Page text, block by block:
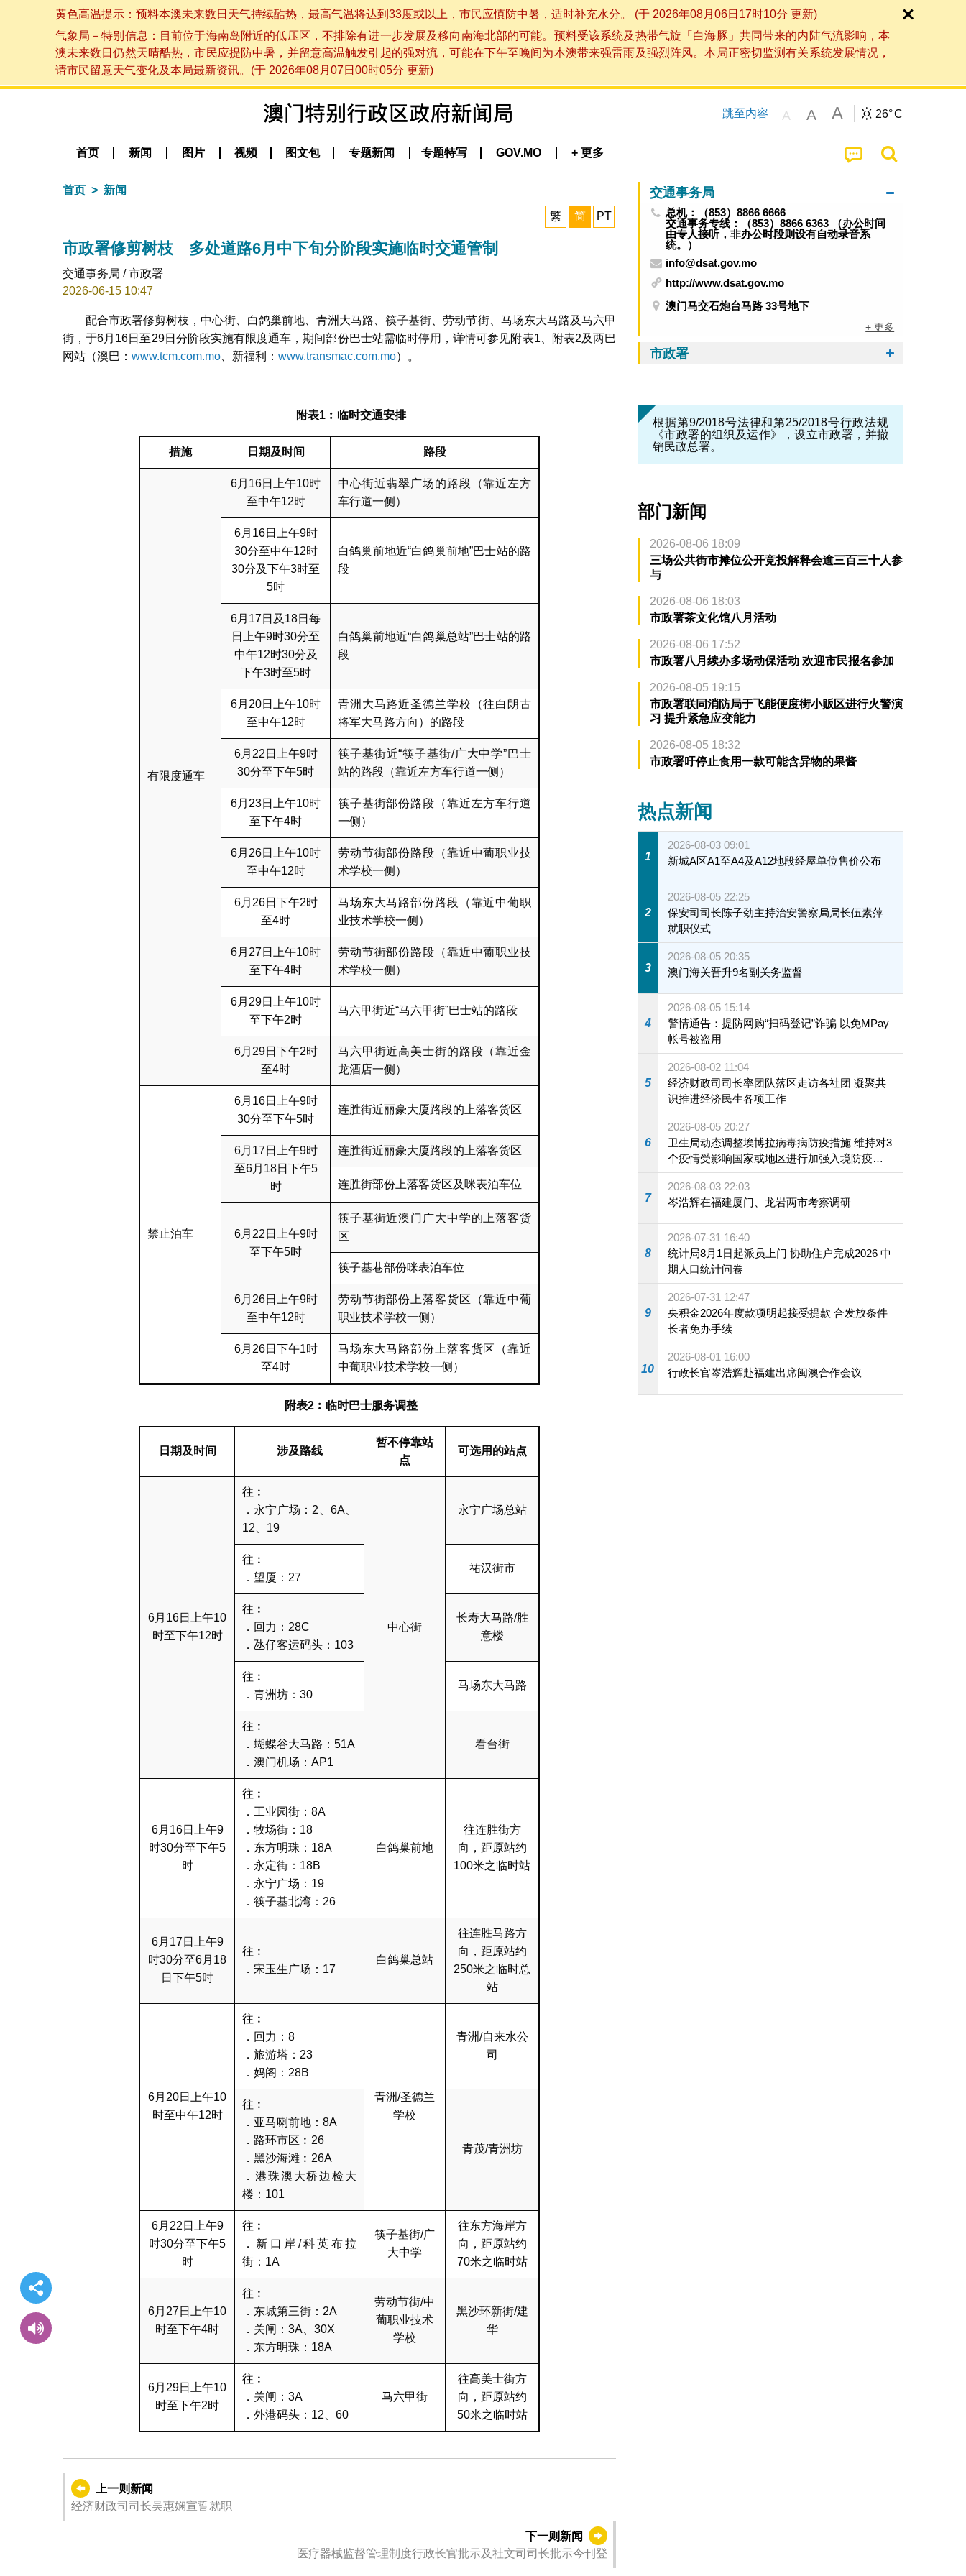
黄色高温提示：预料本澳未来数日天气持续酷热，最高气温将达到33度或以上，市民应慎防中暑，适时补充水分。 (于 2026年08月06日17时10分 更新)
气象局－特别信息：目前位于海南岛附近的低压区，不排除有进一步发展及移向南海北部的可能。预料受该系统及热带气旋「白海豚」共同带来的内陆气流影响，本
澳未来数日仍然天晴酷热，市民应提防中暑，并留意高温触发引起的强对流，可能在下午至晚间为本澳带来强雷雨及强烈阵风。本局正密切监测有关系统发展情况，
请市民留意天气变化及本局最新资讯。(于 2026年08月07日00时05分 更新)
跳至内容 A A A 26°C
首页 新闻 图片 视频 图文包 专题新闻 专题特写 GOV.MO + 更多
首页 新闻
繁 简 PT
市政署修剪树枝 多处道路6月中下旬分阶段实施临时交通管制
交通事务局 / 市政署
2026-06-15 10:47
配合市政署修剪树枝，中心街、白鸽巢前地、青洲大马路、筷子基街、劳动节街、马场东大马路及马六甲
街，于6月16日至29日分阶段实施有限度通车，期间部份巴士站需临时停用，详情可参见附表1、附表2及两巴
网站（澳巴： www.tcm.com.mo 、新福利： www.transmac.com.mo）。
附表1︰临时交通安排
措施 日期及时间 路段
有限度通车
6月16日上午10时
至中午12时
中心街近翡翠广场的路段（靠近左方
车行道一侧）
6月16日上午9时
30分至中午12时
30分及下午3时至
5时
白鸽巢前地近“白鸽巢前地”巴士站的路
段
6月17日及18日每
日上午9时30分至
中午12时30分及
下午3时至5时
白鸽巢前地近“白鸽巢总站”巴士站的路
段
6月20日上午10时
至中午12时
青洲大马路近圣德兰学校（往白朗古
将军大马路方向）的路段
6月22日上午9时
30分至下午5时
筷子基街近“筷子基街/广大中学”巴士
站的路段（靠近左方车行道一侧）
6月23日上午10时
至下午4时
筷子基街部份路段（靠近左方车行道
一侧）
6月26日上午10时
至中午12时
劳动节街部份路段（靠近中葡职业技
术学校一侧）
6月26日下午2时
至4时
马场东大马路部份路段（靠近中葡职
业技术学校一侧）
6月27日上午10时
至下午4时
劳动节街部份路段（靠近中葡职业技
术学校一侧）
6月29日上午10时
至下午2时
马六甲街近“马六甲街”巴士站的路段
6月29日下午2时
至4时
马六甲街近高美士街的路段（靠近金
龙酒店一侧）
禁止泊车
6月16日上午9时
30分至下午5时
连胜街近丽豪大厦路段的上落客货区
6月17日上午9时
至6月18日下午5
时
连胜街近丽豪大厦路段的上落客货区
连胜街部份上落客货区及咪表泊车位
6月22日上午9时
至下午5时
筷子基街近澳门广大中学的上落客货
区
筷子基巷部份咪表泊车位
6月26日上午9时
至中午12时
劳动节街部份上落客货区（靠近中葡
职业技术学校一侧）
6月26日下午1时
至4时
马场东大马路部份上落客货区（靠近
中葡职业技术学校一侧）
附表2︰临时巴士服务调整
日期及时间 涉及路线
暂不停靠站
点
可选用的站点
6月16日上午10
时至下午12时
往︰
．永宁广场：2、6A、
12、19
中心街
永宁广场总站
往︰
．望厦：27
祐汉街市
往︰
．回力：28C
．氹仔客运码头：103
长寿大马路/胜
意楼
往︰
．青洲坊：30
马场东大马路
往︰
．蝴蝶谷大马路：51A
．澳门机场：AP1
看台街
6月16日上午9
时30分至下午5
时
往︰
．工业园街：8A
．牧场街：18
．东方明珠：18A
．永定街：18B
．永宁广场：19
．筷子基北湾：26
白鸽巢前地
往连胜街方
向，距原站约
100米之临时站
6月17日上午9
时30分至6月18
日下午5时
往︰
．宋玉生广场：17
白鸽巢总站
往连胜马路方
向，距原站约
250米之临时总
站
6月20日上午10
时至中午12时
往︰
．回力：8
．旅游塔：23
．妈阁：28B
青洲/圣德兰
学校
青洲/自来水公
司
往︰
．亚马喇前地：8A
．路环市区︰26
．黑沙海滩︰26A
．港珠澳大桥边检大
楼：101
青茂/青洲坊
6月22日上午9
时30分至下午5
时
往︰
．新口岸/科英布拉
街：1A
筷子基街/广
大中学
往东方海岸方
向，距原站约
70米之临时站
6月27日上午10
时至下午4时
往︰
．东城第三街：2A
．关闸：3A、30X
．东方明珠：18A
劳动节街/中
葡职业技术
学校
黑沙环新街/建
华
6月29日上午10
时至下午2时
往︰
．关闸：3A
．外港码头：12、60
马六甲街
往高美士街方
向，距原站约
50米之临时站
上一则新闻
经济财政司司长吴惠娴宣誓就职
下一则新闻
医疗器械监督管理制度行政长官批示及社文司司长批示今刊登
交通事务局
总机：（853）8866 6666
交通事务专线：（853）8866 6363 （办公时间
由专人接听，非办公时段则设有自动录音系
统。）
info@dsat.gov.mo
http://www.dsat.gov.mo
澳门马交石炮台马路 33号地下
+ 更多
市政署
根据第9/2018号法律和第25/2018号行政法规
《市政署的组织及运作》，设立市政署，并撤
销民政总署。
部门新闻
2026-08-06 18:09
三场公共街市摊位公开竞投解释会逾三百三十人参
与
2026-08-06 18:03
市政署茶文化馆八月活动
2026-08-06 17:52
市政署八月续办多场动保活动 欢迎市民报名参加
2026-08-05 19:15
市政署联同消防局于飞能便度街小贩区进行火警演
习 提升紧急应变能力
2026-08-05 18:32
市政署吁停止食用一款可能含异物的果酱
热点新闻
1
2026-08-03 09:01
新城A区A1至A4及A12地段经屋单位售价公布
2
2026-08-05 22:25
保安司司长陈子劲主持治安警察局局长伍素萍
就职仪式
3
2026-08-05 20:35
澳门海关晋升9名副关务监督
4
2026-08-05 15:14
警情通告：提防网购“扫码登记”诈骗 以免MPay
帐号被盗用
5
2026-08-02 11:04
经济财政司司长率团队落区走访各社团 凝聚共
识推进经济民生各项工作
6
2026-08-05 20:27
卫生局动态调整埃博拉病毒病防疫措施 维持对3
个疫情受影响国家或地区进行加强入境防疫措
施
7
2026-08-03 22:03
岑浩辉在福建厦门、龙岩两市考察调研
8
2026-07-31 16:40
统计局8月1日起派员上门 协助住户完成2026 中
期人口统计问卷
9
2026-07-31 12:47
央积金2026年度款项明起接受提款 合发放条件
长者免办手续
10
2026-08-01 16:00
行政长官岑浩辉赴福建出席闽澳合作会议